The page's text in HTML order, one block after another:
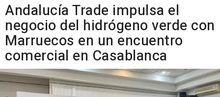
Andalucía Trade impulsa el
negocio del hidrógeno verde con
Marruecos en un encuentro
comercial en Casablanca